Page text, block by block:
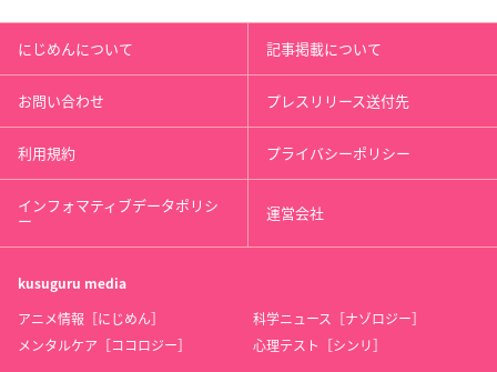
にじめんについて 記事掲載について
お問い合わせ プレスリリース送付先
利用規約 プライバシーポリシー
インフォマティブデータポリシ
ー 運営会社
kusuguru media
アニメ情報［にじめん］
科学ニュース［ナゾロジー］
メンタルケア［ココロジー］
心理テスト［シンリ］